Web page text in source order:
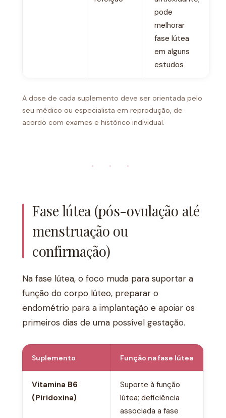
pode
melhorar
fase lútea
em alguns
estudos
A dose de cada suplemento deve ser orientada pelo
seu médico ou especialista em reprodução, de
acordo com exames e histórico individual.
· · ·
Fase lútea (pós-ovulação até
menstruação ou
confirmação)
Na fase lútea, o foco muda para suportar a
função do corpo lúteo, preparar o
endométrio para a implantação e apoiar os
primeiros dias de uma possível gestação.
Suplemento Função na fase lútea
Vitamina B6
(Piridoxina)
Suporte à função
lútea; deficiência
associada a fase